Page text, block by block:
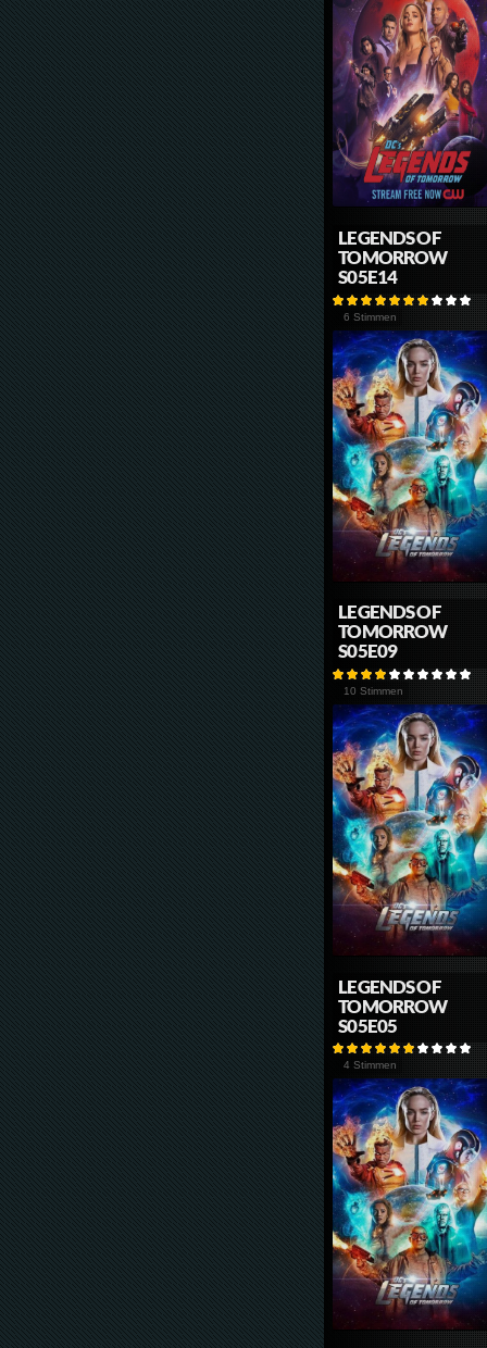
LEGENDS OF
TOMORROW
S05E14
6 Stimmen
LEGENDS OF
TOMORROW
S05E09
10 Stimmen
LEGENDS OF
TOMORROW
S05E05
4 Stimmen